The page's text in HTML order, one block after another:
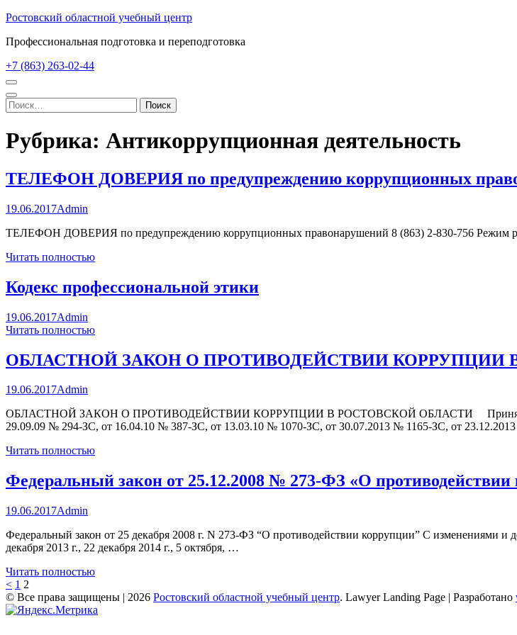
Перейти
содержимому
Enter)
Ростовский областной учебный центр
Профессиональная подготовка и переподготовка
+7 (863) 263-02-44
Найти:
Рубрика: Антикоррупционная деятельность
ТЕЛЕФОН ДОВЕРИЯ по предупреждению коррупционных
19.06.2017Admin
ТЕЛЕФОН ДОВЕРИЯ по предупреждению коррупционных правонарушений 8 (863) 2-830-756 Режим
Читать полностью
Кодекс профессиональной этики
19.06.2017Admin
Читать полностью
ОБЛАСТНОЙ ЗАКОН О ПРОТИВОДЕЙСТВИИ КОРРУПЦИИ
19.06.2017Admin
ОБЛАСТНОЙ ЗАКОН О ПРОТИВОДЕЙСТВИИ КОРРУПЦИИ В РОСТОВСКОЙ ОБЛАСТИ Принят
29.09.09 № 294-ЗС, от 16.04.10 № 387-ЗС, от 13.03.10 № 1070-ЗС, от 30.07.2013 № 1165-ЗС, от
Читать полностью
Федеральный закон от 25.12.2008 № 273-ФЗ «О противодействии
19.06.2017Admin
Федеральный закон от 25 декабря 2008 г. N 273-ФЗ “О противодействии коррупции” С изменениями и
декабря 2013 г., 22 декабря 2014 г., 5 октября, …
Читать полностью
Пагинация
записей
< Страница
1 Страница
2
© Все права защищены | 2026 Ростовский областной учебный центр. Lawyer Landing Page | Разработано